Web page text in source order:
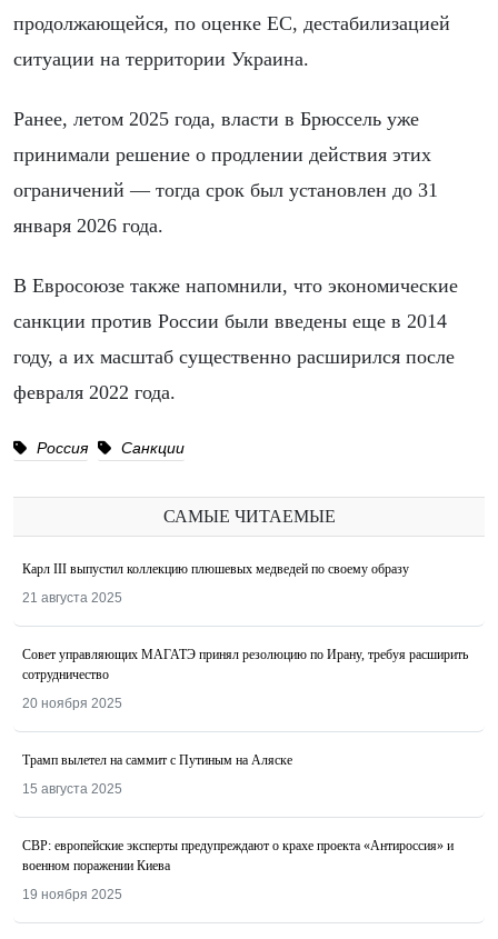
продолжающейся, по оценке ЕС, дестабилизацией
ситуации на территории Украина.
Ранее, летом 2025 года, власти в Брюссель уже
принимали решение о продлении действия этих
ограничений — тогда срок был установлен до 31
января 2026 года.
В Евросоюзе также напомнили, что экономические
санкции против России были введены еще в 2014
году, а их масштаб существенно расширился после
февраля 2022 года.
Россия Санкции
САМЫЕ ЧИТАЕМЫЕ
Карл III выпустил коллекцию плюшевых медведей по своему образу
21 августа 2025
Совет управляющих МАГАТЭ принял резолюцию по Ирану, требуя расширить
сотрудничество
20 ноября 2025
Трамп вылетел на саммит с Путиным на Аляске
15 августа 2025
СВР: европейские эксперты предупреждают о крахе проекта «Антироссия» и
военном поражении Киева
19 ноября 2025